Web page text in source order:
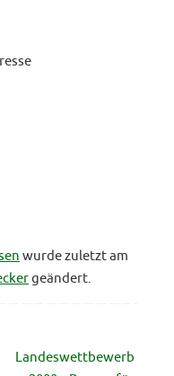
wurde zuletzt am
geändert.
Landeswettbewerb